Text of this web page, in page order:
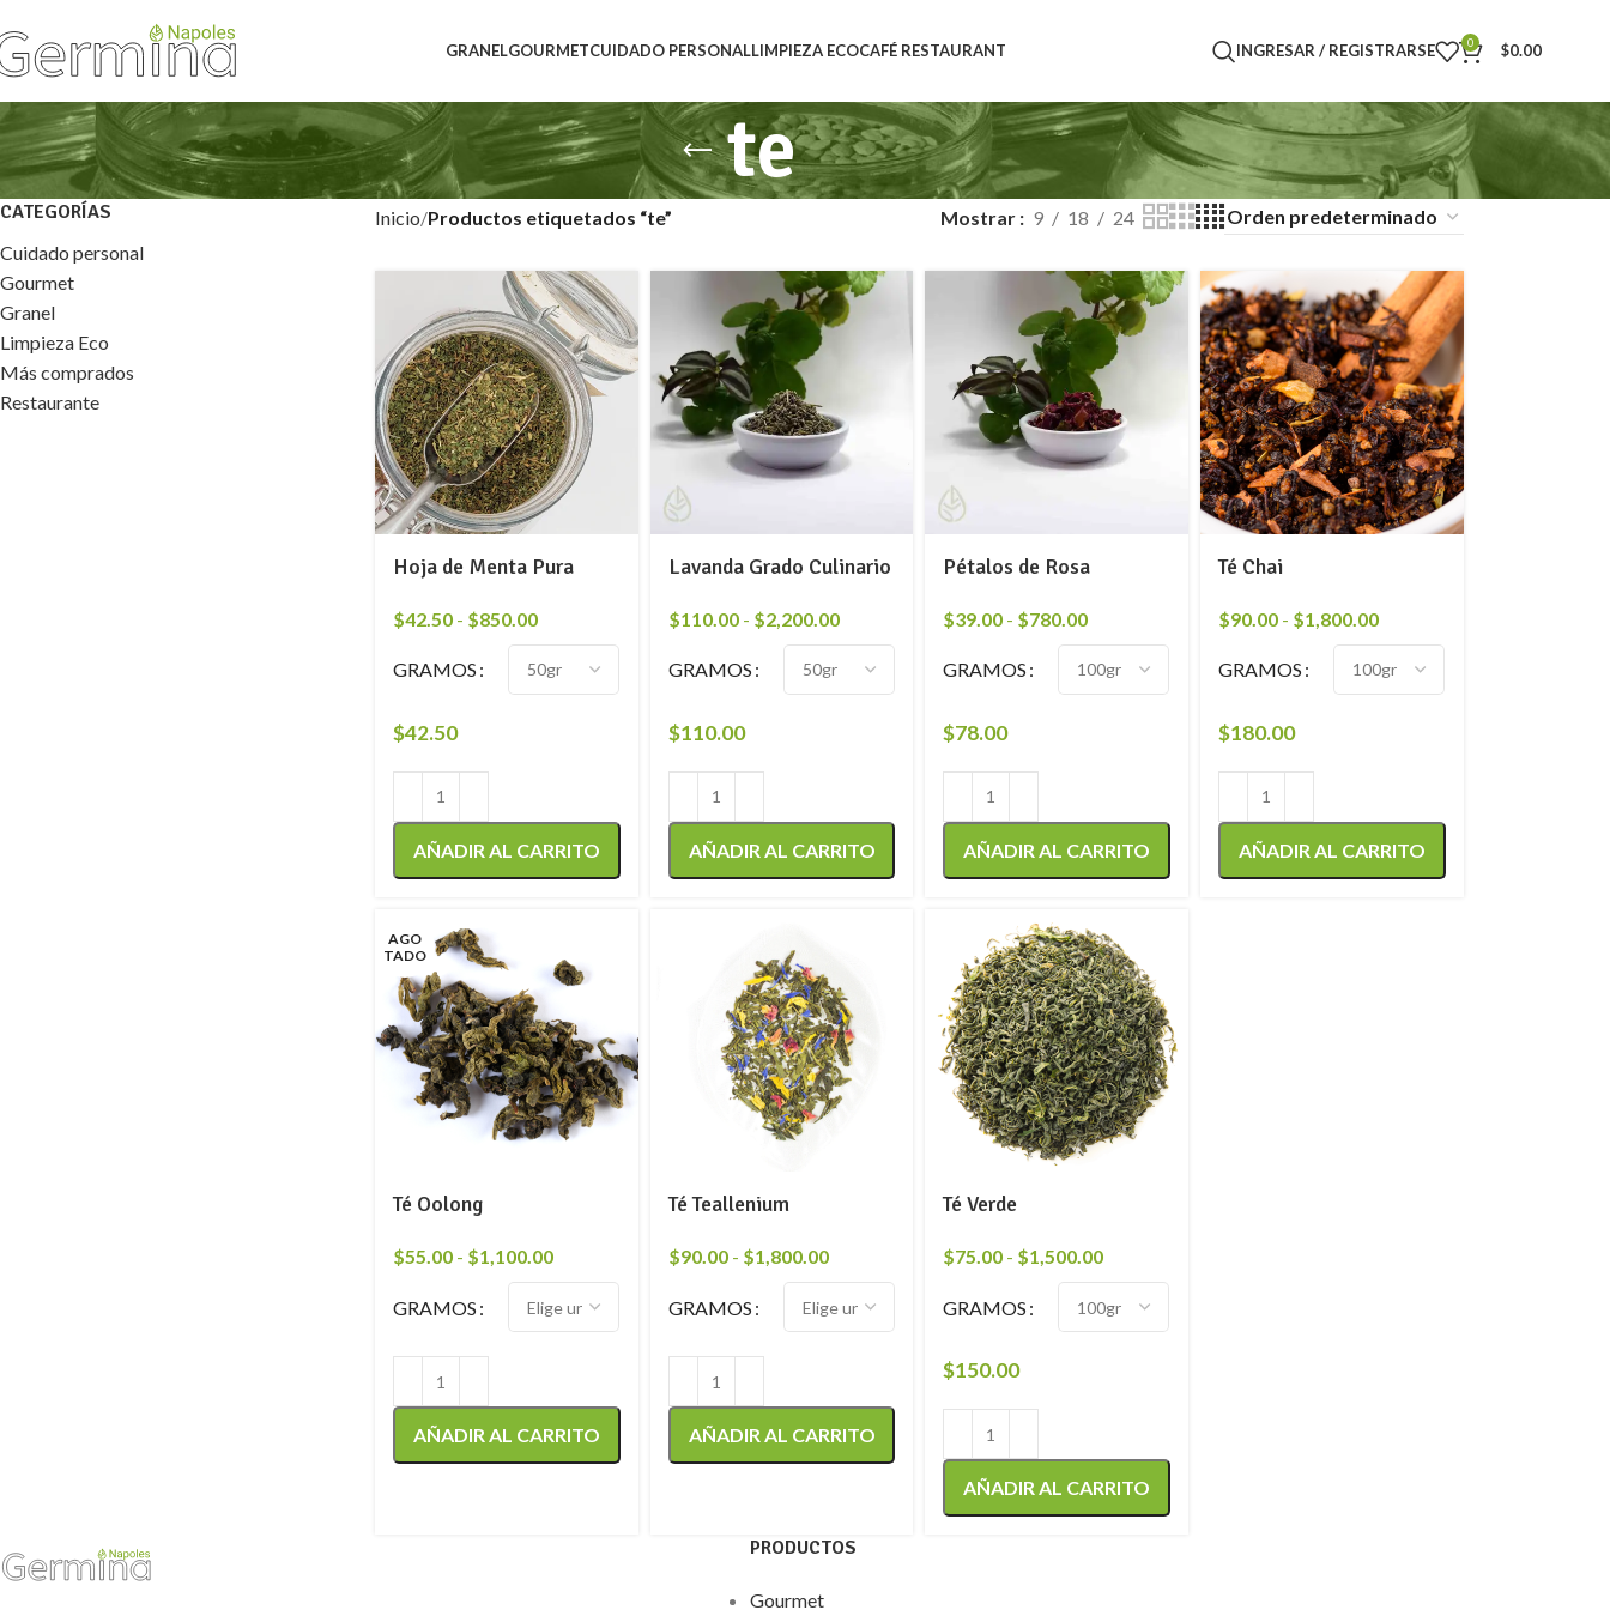
GRANELGOURMETCUIDADO PERSONALLIMPIEZA ECOCAFÉ RESTAURANT INGRESAR / REGISTRARSE 0 $0.00
te
CATEGORÍAS
Cuidado personal
Gourmet
Granel
Limpieza Eco
Más comprados
Restaurante
Inicio Productos etiquetados “te” Mostrar 9 18 24
Hoja de Menta Pura
$42.50 - $850.00
GRAMOS
$42.50
AÑADIR AL CARRITO
Lavanda Grado Culinario
$110.00 - $2,200.00
GRAMOS
$110.00
AÑADIR AL CARRITO
Pétalos de Rosa
$39.00 - $780.00
GRAMOS
$78.00
AÑADIR AL CARRITO
Té Chai
$90.00 - $1,800.00
GRAMOS
$180.00
AÑADIR AL CARRITO
AGO
TADO
Té Oolong
$55.00 - $1,100.00
GRAMOS
AÑADIR AL CARRITO
Té Teallenium
$90.00 - $1,800.00
GRAMOS
AÑADIR AL CARRITO
Té Verde
$75.00 - $1,500.00
GRAMOS
$150.00
AÑADIR AL CARRITO
PRODUCTOS
Gourmet